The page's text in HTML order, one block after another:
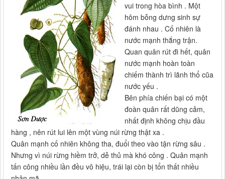
vui trong hòa bình . Một
hôm bỗng dưng sinh sự
đánh nhau . Cố nhiên là
nước mạnh thắng trận.
Quan quân rút đi hết, quân
nước mạnh hoàn toàn
chiếm thành trì lãnh thổ cũa
nước yếu .
Bên phía chiến bại có một
đoàn quân rất dũng cảm,
nhất định không chịu đầu
hàng , nên rút lui lên một vùng núi rừng thật xa .
Quân mạnh cố nhiên không tha, đuổi theo vào tận rừng sâu .
Nhưng vì núi rừng hiềm trở, dễ thủ mà khó công . Quân mạnh
tấn công nhiều lần đều vô hiệu, trái lại còn bị tổn thất nhiều